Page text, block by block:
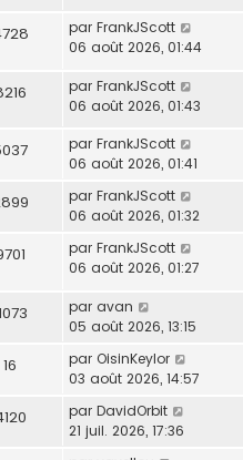
par FrankJScott
06 août 2026, 01:44
par FrankJScott
06 août 2026, 01:43
par FrankJScott
06 août 2026, 01:41
par FrankJScott
06 août 2026, 01:32
par FrankJScott
06 août 2026, 01:27
par avan
05 août 2026, 13:15
16 par OisinKeylor
03 août 2026, 14:57
par DavidOrbit
21 juil. 2026, 17:36